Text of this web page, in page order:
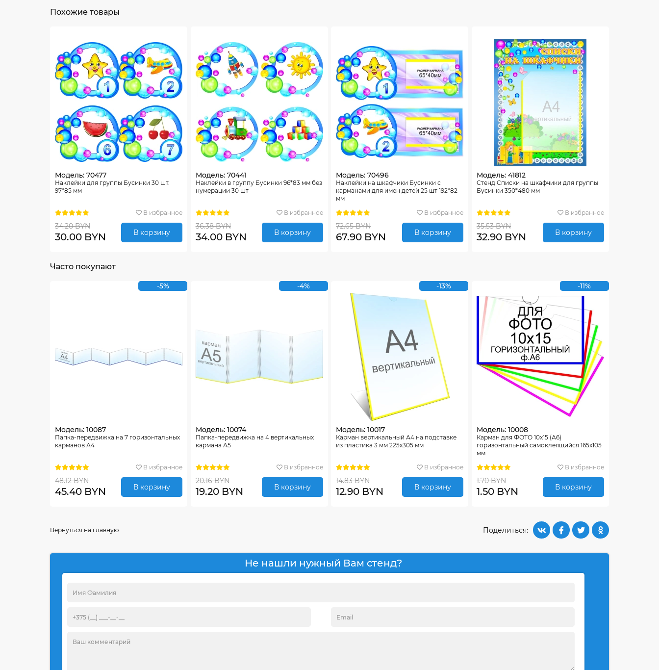
Похожие товары
Модель: 70477
Наклейки для группы Бусинки 30 шт.
97*85 мм
В избранное
34.20 BYN
30.00 BYN В корзину
Модель: 70441
Наклейки в группу Бусинки 96*83 мм без
нумерации 30 шт
В избранное
36.38 BYN
34.00 BYN В корзину
Модель: 70496
Наклейки на шкафчики Бусинки с
карманами для имен детей 25 шт 192*82
мм
В избранное
72.65 BYN
67.90 BYN В корзину
Модель: 41812
Стенд Списки на шкафчики для группы
Бусинки 350*480 мм
В избранное
35.53 BYN
32.90 BYN В корзину
Часто покупают
-5%
Модель: 10087
Папка-передвижка на 7 горизонтальных
карманов А4
В избранное
48.12 BYN
45.40 BYN В корзину
-4%
Модель: 10074
Папка-передвижка на 4 вертикальных
кармана А5
В избранное
20.16 BYN
19.20 BYN В корзину
-13%
Модель: 10017
Карман вертикальный А4 на подставке
из пластика 3 мм 225х305 мм
В избранное
14.83 BYN
12.90 BYN В корзину
-11%
Модель: 10008
Карман для ФОТО 10х15 (А6)
горизонтальный самоклеящийся 165х105
мм
В избранное
1.70 BYN
1.50 BYN В корзину
Поделиться:
Вернуться на главную
Не нашли нужный Вам стенд?